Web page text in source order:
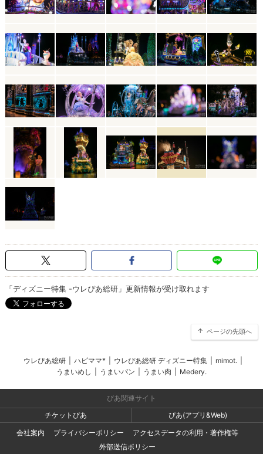
「ディズニー特集 -ウレぴあ総研」更新情報が受け取れます
ページの先頭へ
ウレぴあ総研 ハピママ* ウレぴあ総研 ディズニー特集 mimot.
うまいめし
うまいパン うまい肉 Medery.
ぴあ関連サイト
チケットぴあ
ぴあ(アプリ&Web)
会社案内
プライバシーポリシー
アクセスデータの利用・著作権等
外部送信ポリシー